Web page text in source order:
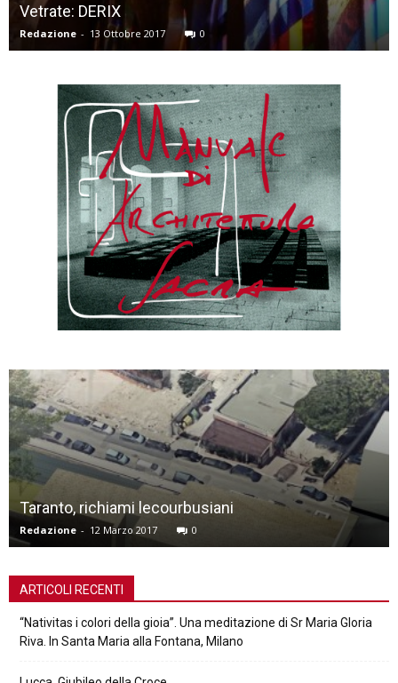
restituzioni
Leonardo Servadio - 21 Giugno 2018 0
7 anni dopo il terremoto riapre a Fabbrico la
arcipretale
Redazione 16 Maggio 2019
ARTICOLI RECENTI
“Nativitas i colori della gioia”. Una meditazione di Sr Maria Gloria
Riva. In Santa Maria alla Fontana, Milano